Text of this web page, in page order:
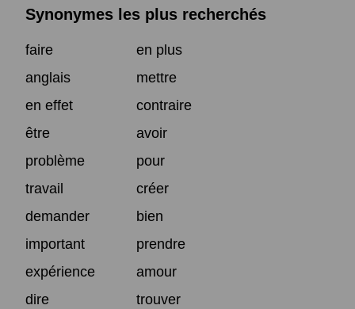
Synonymes les plus recherchés
faire
en plus
anglais
mettre
en effet
contraire
être
avoir
problème
pour
travail
créer
demander
bien
important
prendre
expérience
amour
dire
trouver